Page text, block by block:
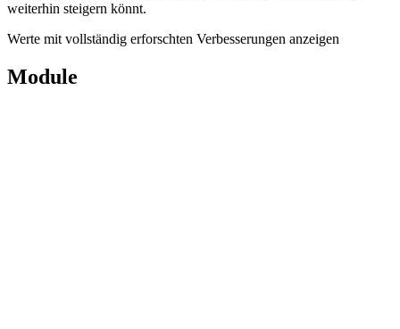
weiterhin steigern könnt.
Werte mit vollständig erforschten Verbesserungen anzeigen
Module